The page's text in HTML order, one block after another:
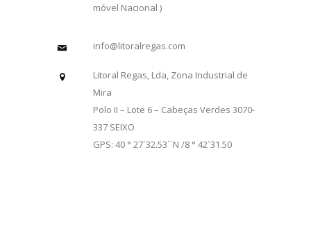
móvel Nacional )
info@litoralregas.com
Litoral Regas, Lda, Zona Industrial de
Mira
Polo II – Lote 6 – Cabeças Verdes 3070-
337 SEIXO
GPS: 40 ° 27´32.53´´N /8 ° 42´31.50